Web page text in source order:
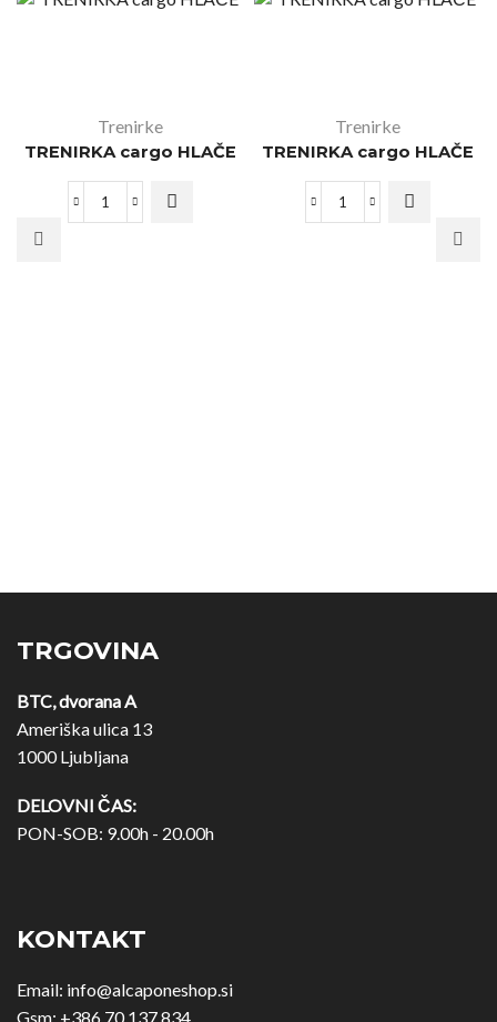
Trenirke
TRENIRKA cargo HLAČE
Trenirke
TRENIRKA cargo HLAČE
TRGOVINA
BTC, dvorana A
Ameriška ulica 13
1000 Ljubljana
DELOVNI ČAS:
PON-SOB: 9.00h - 20.00h
KONTAKT
Email: info@alcaponeshop.si
Gsm: +386 70 137 834